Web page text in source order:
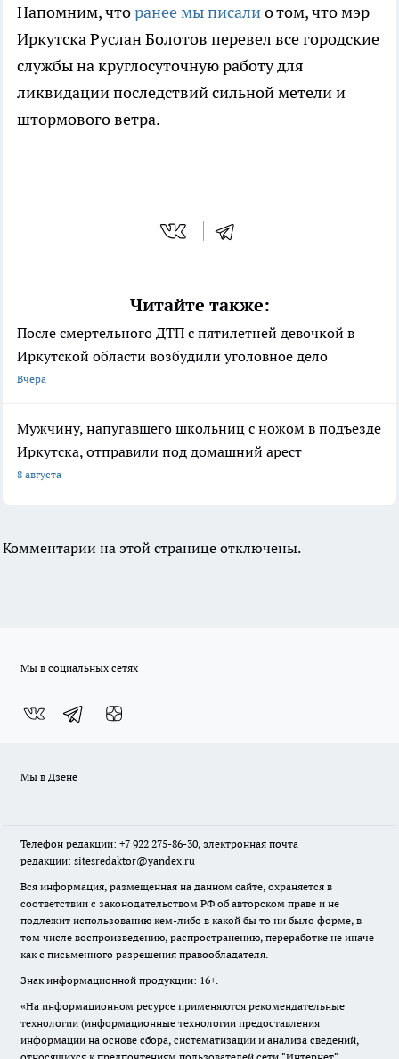
Напомним, чторанее мы писалио том, что мэр
Иркутска Руслан Болотов перевел все городские
службы на круглосуточную работу для
ликвидации последствий сильной метели и
штормового ветра.
Читайте также:
После смертельного ДТП с пятилетней девочкой в
Иркутской области возбудили уголовное дело
Вчера
Мужчину, напугавшего школьниц с ножом в подъезде
Иркутска, отправили под домашний арест
8 августа
Комментарии на этой странице отключены.
Мы в социальных сетях
Мы в Дзене
Телефон редакции: +7 922 275-86-30, электронная почта
редакции: sitesredaktor@yandex.ru
Вся информация, размещенная на данном сайте, охраняется в
соответствии с законодательством РФ об авторском праве и не
подлежит использованию кем-либо в какой бы то ни было форме, в
том числе воспроизведению, распространению, переработке не иначе
как с письменного разрешения правообладателя.
Знак информационной продукции: 16+.
«На информационном ресурсе применяются рекомендательные
технологии (информационные технологии предоставления
информации на основе сбора, систематизации и анализа сведений,